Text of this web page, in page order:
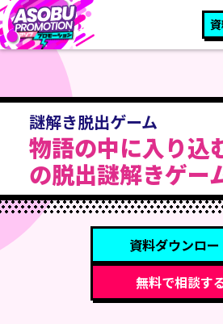
謎解き脱出ゲーム
物語の中に入り込
の脱出謎解きゲー
資料ダウンロー
無料で相談す